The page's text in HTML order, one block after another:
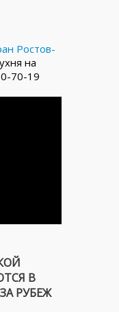
Ростов-
на
70-19
В
РУБЕЖ